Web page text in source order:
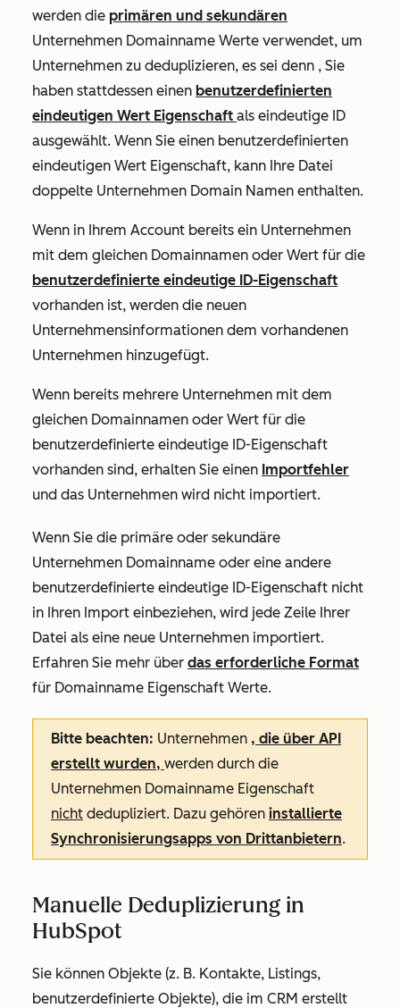
werden die primären und sekundären
Unternehmen Domainname Werte verwendet, um
Unternehmen zu deduplizieren, es sei denn , Sie
haben stattdessen einen benutzerdefinierten
eindeutigen Wert Eigenschaft als eindeutige ID
ausgewählt. Wenn Sie einen benutzerdefinierten
eindeutigen Wert Eigenschaft, kann Ihre Datei
doppelte Unternehmen Domain Namen enthalten.
Wenn in Ihrem Account bereits ein Unternehmen
mit dem gleichen Domainnamen oder Wert für die
benutzerdefinierte eindeutige ID-Eigenschaft
vorhanden ist, werden die neuen
Unternehmensinformationen dem vorhandenen
Unternehmen hinzugefügt.
Wenn bereits mehrere Unternehmen mit dem
gleichen Domainnamen oder Wert für die
benutzerdefinierte eindeutige ID-Eigenschaft
vorhanden sind, erhalten Sie einen Importfehler
und das Unternehmen wird nicht importiert.
Wenn Sie die primäre oder sekundäre
Unternehmen Domainname oder eine andere
benutzerdefinierte eindeutige ID-Eigenschaft nicht
in Ihren Import einbeziehen, wird jede Zeile Ihrer
Datei als eine neue Unternehmen importiert.
Erfahren Sie mehr über das erforderliche Format
für Domainname Eigenschaft Werte.
Bitte beachten: Unternehmen , die über API
erstellt wurden, werden durch die
Unternehmen Domainname Eigenschaft
nicht dedupliziert. Dazu gehören installierte
Synchronisierungsapps von Drittanbietern.
Manuelle Deduplizierung in
HubSpot
Sie können Objekte (z. B. Kontakte, Listings,
benutzerdefinierte Objekte), die im CRM erstellt